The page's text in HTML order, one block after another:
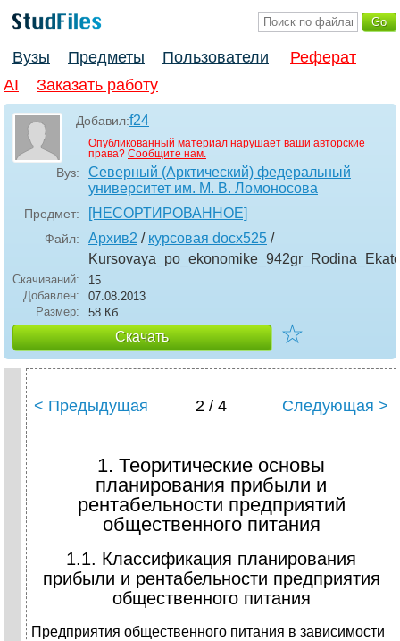
Вузы Предметы Пользователи
Реферат
AI
Заказать работу
Добавил:f24
Опубликованный материал нарушает ваши авторские
права? Сообщите нам.
Вуз:
Северный (Арктический) федеральный
университет им. М. В. Ломоносова
Предмет: [НЕСОРТИРОВАННОЕ]
Файл: Архив2 / курсовая docx525 /
Скачиваний:
15
Добавлен:
07.08.2013
Размер:
58 Кб
Скачать ☆
< Предыдущая 2 / 4 Следующая >
1. Теоритические основы
планирования прибыли и
рентабельности предприятий
общественного питания
1.1. Классификация планирования
прибыли и рентабельности предприятия
общественного питания
Предприятия общественного питания в зависимости